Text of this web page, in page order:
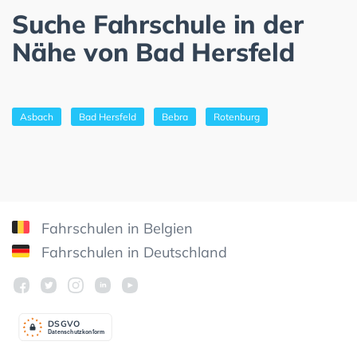
Suche Fahrschule in der
Nähe von Bad Hersfeld
Asbach Bad Hersfeld Bebra Rotenburg
Fahrschulen in Belgien
Fahrschulen in Deutschland
Datenschutzkonform
DSGVO